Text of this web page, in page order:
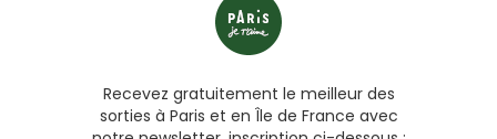
Recevez gratuitement le meilleur des
sorties à Paris et en Île de France avec